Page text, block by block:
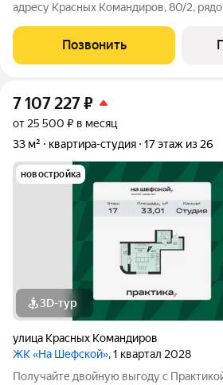
адресу Красных Командиров, 80/2,
логистики: рядом школы №138 и №95,
центры дополнительного
Позвонить
7 107 227₽
от 25 500 ₽ в месяц
33 м²
квартира-студия 17 этаж из 26
новостройка
3D-тур
улица Красных Командиров
ЖК «На Шефской», 1 квартал 2028
Получайте двойную выгоду с